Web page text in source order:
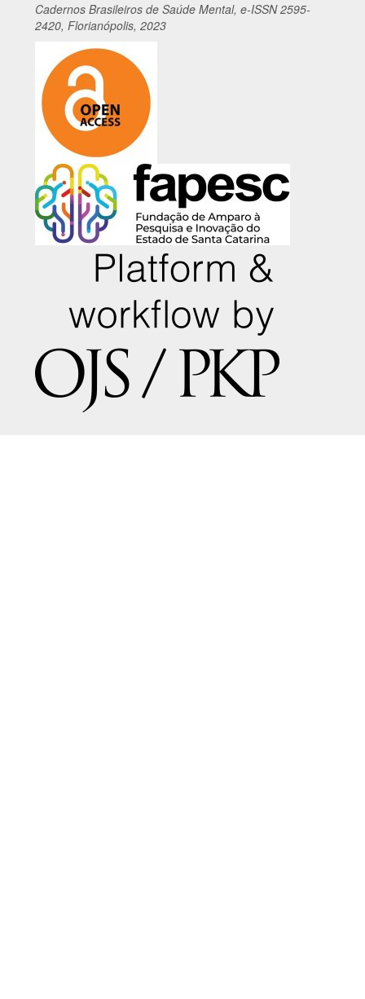
Cadernos Brasileiros de Saúde Mental, e-ISSN 2595-
2420, Florianópolis, 2023